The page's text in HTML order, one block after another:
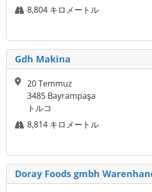
8,804 キロメートル
Gdh Makina
20 Temmuz
3485 Bayrampaşa
トルコ
8,814 キロメートル
Doray Foods gmbh